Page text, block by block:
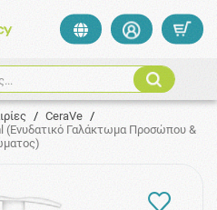
/ CeraVe /
(Ενυδατικό Γαλάκτωμα Προσώπου &